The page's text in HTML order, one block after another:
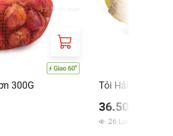
300G Tỏi Hải Dương
36.500 ₫
26 Lượt xem